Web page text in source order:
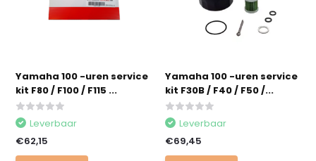
Yamaha 100 -uren service
kit F80 / F100 / F115 ...
Leverbaar
€62,15
Yamaha 100 -uren service
kit F30B / F40 / F50 /...
Leverbaar
€69,45